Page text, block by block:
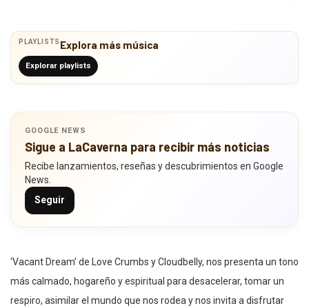
PLAYLISTS Explora más música
Explorar playlists
GOOGLE NEWS
Sigue a LaCaverna para recibir más noticias
Recibe lanzamientos, reseñas y descubrimientos en Google
News.
Seguir
‘Vacant Dream’ de Love Crumbs y Cloudbelly, nos presenta un tono
más calmado, hogareño y espiritual para desacelerar, tomar un
respiro, asimilar el mundo que nos rodea y nos invita a disfrutar